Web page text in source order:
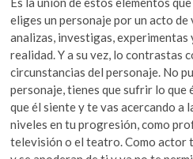
eliges un personaje por un acto
analizas, investigas,
realidad. Y a su vez, lo contrastas
circunstancias del personaje. No
personaje, tienes que sufrir lo que
que él siente y te vas acercando a
niveles en tu progresión, como
televisión o el teatro. Como actor